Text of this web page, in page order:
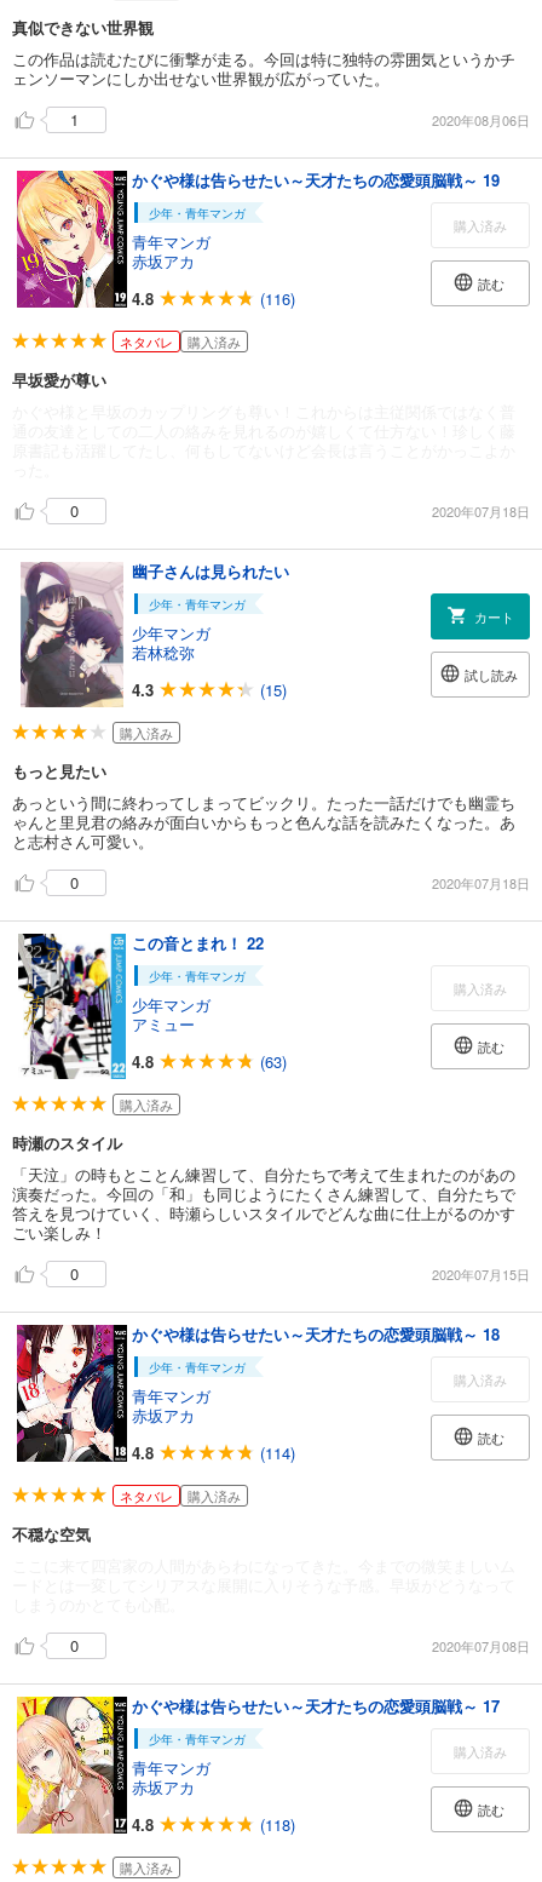
真似できない世界観
この作品は読むたびに衝撃が走る。今回は特に独特の雰囲気というかチ
ェンソーマンにしか出せない世界観が広がっていた。
1
2020年08月06日
かぐや様は告らせたい～天才たちの恋愛頭脳戦～ 19
少年・青年マンガ
青年マンガ
赤坂アカ
4.8
(116)
購入済み
読む
ネタバレ 購入済み
早坂愛が尊い
0
2020年07月18日
幽子さんは見られたい
少年・青年マンガ
少年マンガ
若林稔弥
4.3
(15)
カート
試し読み
購入済み
もっと見たい
あっという間に終わってしまってビックリ。たった一話だけでも幽霊ち
ゃんと里見君の絡みが面白いからもっと色んな話を読みたくなった。あ
と志村さん可愛い。
0
2020年07月18日
この音とまれ！ 22
少年・青年マンガ
少年マンガ
アミュー
4.8
(63)
購入済み
読む
購入済み
時瀬のスタイル
「天泣」の時もとことん練習して、自分たちで考えて生まれたのがあの
演奏だった。今回の「和」も同じようにたくさん練習して、自分たちで
答えを見つけていく、時瀬らしいスタイルでどんな曲に仕上がるのかす
ごい楽しみ！
0
2020年07月15日
かぐや様は告らせたい～天才たちの恋愛頭脳戦～ 18
少年・青年マンガ
青年マンガ
赤坂アカ
4.8
(114)
購入済み
読む
ネタバレ 購入済み
不穏な空気
0
2020年07月08日
かぐや様は告らせたい～天才たちの恋愛頭脳戦～ 17
少年・青年マンガ
青年マンガ
赤坂アカ
4.8
(118)
購入済み
読む
購入済み